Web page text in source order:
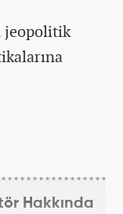
jeopolitik
Hakkında